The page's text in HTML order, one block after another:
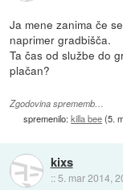
Ja mene zanima če
naprimer gradbišča.
Ta čas od službe do
plačan?
Zgodovina sprememb…
spremenilo:killa bee(5.
kixs
:: 5. mar 2014,